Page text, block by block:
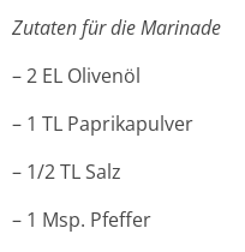
Zutaten für die Marinade
– 2 EL Olivenöl
– 1 TL Paprikapulver
– 1/2 TL Salz
– 1 Msp. Pfeffer